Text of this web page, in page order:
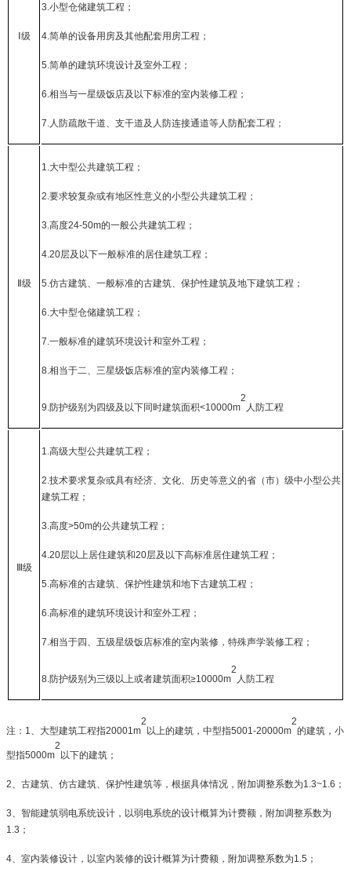
级
3.小型仓储建筑工程；
4.简单的设备用房及其他配套用房工程；
5.简单的建筑环境设计及室外工程；
6.相当与一星级饭店及以下标准的室内装修工程；
7.人防疏散干道、支干道及人防连接通道等人防配套工程；
级
1.大中型公共建筑工程；
2.要求较复杂或有地区性意义的小型公共建筑工程；
3.高度24-50m的一般公共建筑工程；
4.20层及以下一般标准的居住建筑工程；
5.仿古建筑、一般标准的古建筑、保护性建筑及地下建筑工程；
6.大中型仓储建筑工程；
7.一般标准的建筑环境设计和室外工程；
8.相当于二、三星级饭店标准的室内装修工程；
9. 防护级别为四级及以下同时建筑面积<10000m
2
人防工程
级
1.高级大型公共建筑工程；
2.技术要求复杂或具有经济、文化、历史等意义的省（市）级中小型公共
建筑工程；
3.高度>50m的公共建筑工程；
4.20层以上居住建筑和20层及以下高标准居住建筑工程；
5.高标准的古建筑、保护性建筑和地下古建筑工程；
6.高标准的建筑环境设计和室外工程；
7.相当于四、五级星级饭店标准的室内装修，特殊声学装修工程；
8. 防护级别为三级以上或者建筑面积≥10000m
2
人防工程
注： 1 、大型建筑工程指20001m
2
以上的建筑，中型指5001-20000m
2
的建筑，小
型指5000m
2
以下的建筑；
2 、古建筑、仿古建筑、保护性建筑等，根据具体情况，附加调整系数为1.3~1.6 ；
3 、智能建筑弱电系统设计，以弱电系统的设计概算为计费额，附加调整系数为
1.3 ；
4 、室内装修设计，以室内装修的设计概算为计费额，附加调整系数为1.5 ；